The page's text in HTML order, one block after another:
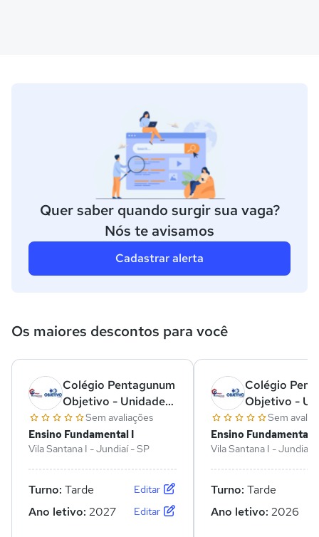
Quer saber quando surgir sua vaga?
Nós te avisamos
Cadastrar alerta
Os maiores descontos para você
Colégio Pentagunum
Objetivo - Unidade
Agapeama
Sem avaliações
Ensino Fundamental I
Vila Santana I - Jundiaí - SP
Turno: Tarde Editar
Ano letivo: 2027 Editar
Colégio
Objetivo -
Agapeama
Sem
Ensino Fundamental I
Vila Santana I - Jundiaí -
Turno: Tarde
Ano letivo: 2026